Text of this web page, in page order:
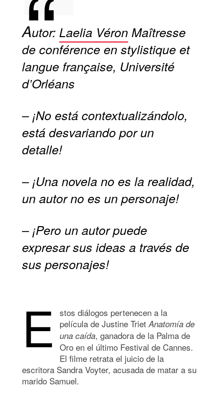
Autor: Laelia Véron Maîtresse
de conférence en stylistique et
langue française, Université
d’Orléans
– ¡No está contextualizándolo,
está desvariando por un
detalle!
– ¡Una novela no es la realidad,
un autor no es un personaje!
– ¡Pero un autor puede
expresar sus ideas a través de
sus personajes!
E stos diálogos pertenecen a la
película de Justine TrietAnatomía de
una caída, ganadora de la Palma de
Oro en el último Festival de Cannes.
El filme retrata el juicio de la
escritora Sandra Voyter, acusada de matar a su
marido Samuel.